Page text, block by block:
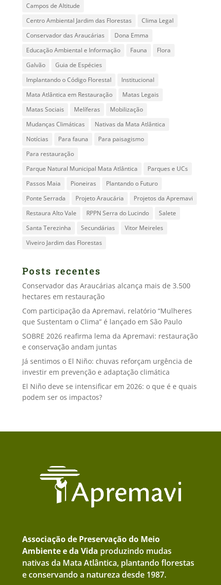
Campos de Altitude
Centro Ambiental Jardim das Florestas
Clima Legal
Conservador das Araucárias
Dona Emma
Educação Ambiental e Informação
Fauna
Flora
Galvão
Guia de Espécies
Implantando o Código Florestal
Institucional
Mata Atlântica em Restauração
Matas Legais
Matas Sociais
Melíferas
Mobilização
Mudanças Climáticas
Nativas da Mata Atlântica
Notícias
Para fauna
Para paisagismo
Para restauração
Parque Natural Municipal Mata Atlântica
Parques e UCs
Passos Maia
Pioneiras
Plantando o Futuro
Ponte Serrada
Projeto Araucária
Projetos da Apremavi
Restaura Alto Vale
RPPN Serra do Lucindo
Salete
Santa Terezinha
Secundárias
Vitor Meireles
Viveiro Jardim das Florestas
Posts recentes
Conservador das Araucárias alcança mais de 3.500
hectares em restauração
Com participação da Apremavi, relatório “Mulheres
que Sustentam o Clima” é lançado em São Paulo
SOBRE 2026 reafirma lema da Apremavi: restauração
e conservação andam juntas
Já sentimos o El Niño: chuvas reforçam urgência de
investir em prevenção e adaptação climática
El Niño deve se intensificar em 2026: o que é e quais
podem ser os impactos?
Associação de Preservação do Meio
Ambiente e da Vida produzindo mudas
nativas da Mata Atlântica, plantando florestas
e conservando a natureza desde 1987.